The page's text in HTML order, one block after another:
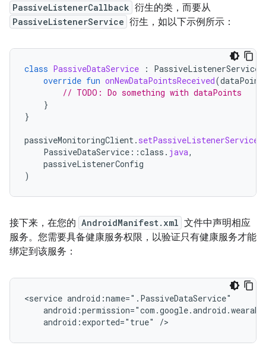
PassiveListenerCallback 衍生的类，而要从
PassiveListenerService 衍生，如以下示例所示：
class PassiveDataService : PassiveListenerService
override fun onNewDataPointsReceived(
// TODO: Do something with dataPoints
}
}
passiveMonitoringClient.
PassiveDataService ::class . java,
passiveListenerConfig
)
接下来，在您的 AndroidManifest.xml 文件中声明相应
服务。您需要具备健康服务权限，以验证只有健康服务才能
绑定到该服务：
<service
android:exported="true"